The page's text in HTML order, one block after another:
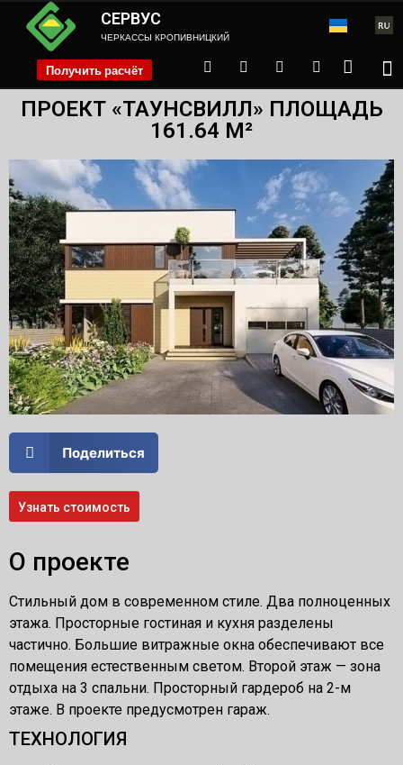
СЕРВУС
ЧЕРКАССЫ КРОПИВНИЦКИЙ
Получить расчёт phone
ПРОЕКТ «ТАУНСВИЛЛ» ПЛОЩАДЬ
161.64 М²
Поделиться
Узнать стоимость
О проекте
Стильный дом в современном стиле. Два полноценных
этажа. Просторные гостиная и кухня разделены
частично. Большие витражные окна обеспечивают все
помещения естественным светом. Второй этаж — зона
отдыха на 3 спальни. Просторный гардероб на 2-м
этаже. В проекте предусмотрен гараж.
ТЕХНОЛОГИЯ